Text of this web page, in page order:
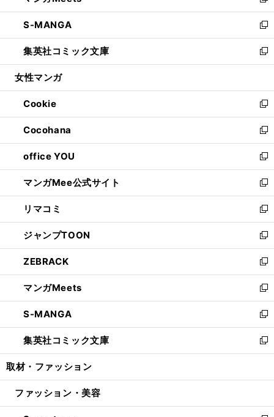
開
く
ウ
で
開
く
ン
ド
ウ
で
開
ウ
ィ
ン
ド
ウ
開
く
し
い
ウ
ィ
ン
ウ
で
開
く
S-MANGA
新
し
い
ウ
ン
ド
ウ
で
開
く
集英社コミック文庫
新
し
ウ
ィ
ン
ド
ウ
で
開
く
女性マンガ
Cookie
新
し
い
ウ
ィ
ン
ド
ウ
で
開
く
Cocohana
新
し
い
ウ
ィ
ン
ド
ウ
で
開
く
office YOU
新
し
い
ウ
ィ
ン
ド
ウ
で
開
く
マンガMee公式サイト
新
し
い
ウ
ィ
ン
ド
ウ
で
開
く
リマコミ
新
し
い
ウ
ィ
ン
ド
ウ
で
開
く
ジャンプTOON
新
し
い
ウ
ィ
ン
ド
ウ
で
開
ZEBRACK
新
し
い
ウ
ィ
ン
ド
ウ
開
マンガMeets
新
し
い
ウ
ィ
ン
ウ
開
S-MANGA
新
し
い
ウ
ン
ウ
集英社コミック文庫
新
し
ウ
ン
取材・ファッション
ファッション・美容